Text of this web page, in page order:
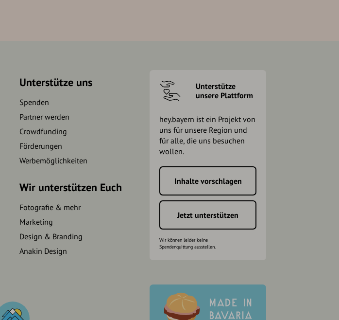
Unterstütze uns
Spenden
Partner werden
Crowdfunding
Förderungen
Werbemöglichkeiten
Wir unterstützen Euch
Fotografie & mehr
Marketing
Design & Branding
Anakin Design
Unterstütze
unsere Plattform
hey.bayern ist ein Projekt von
uns für unsere Region und
für alle, die uns besuchen
wollen.
Inhalte vorschlagen
Jetzt unterstützen
Wir können leider keine
Spendenquittung ausstellen.